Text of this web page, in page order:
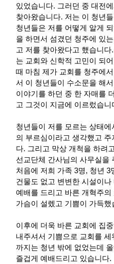
있었습니다. 그러던 중 대전
찾아왔습니다. 저는 이 청년
청년들은 저를 어떻게 알게
을 하면서 섬겼던 청주에 있
고 저를 찾아왔다고 했습니
는 교회와 신학적 고민이 되
때 마침 제가 교회를 청주에
서 이 청년들이 수소문을 해
이야기를 하던 중 한 자매를
고 그것이 지금에 이르렀습니
청년들이 저를 모르는 상태
의 부르심이라고 생각했고
다. 그리고 막상 개척을 하려
선교단체 간사님의 사무실을
처음에 저희 가족 3명, 청년
건물도 없고 변변한 시설이
예배를 드리고 바른 개혁주
가슴이 설렜고 기쁨이 가득했
이후에 더욱 바른 교회에 집
내주셔서 기쁨으로 교회를
까지는 청년 밖에 없었는데
즐겁게 예배드리고 있습니